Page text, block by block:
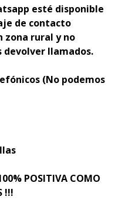
esté disponible
de contacto
zona rural y no
devolver llamados.
(No podemos
POSITIVA COMO
!!!